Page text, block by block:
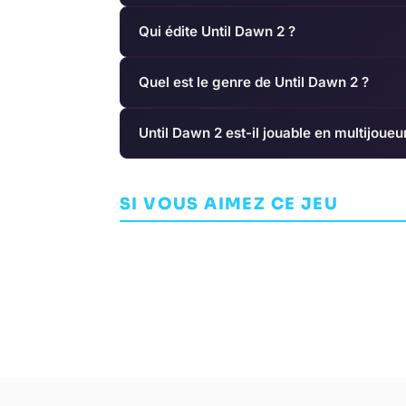
Qui édite Until Dawn 2 ?
Quel est le genre de Until Dawn 2 ?
Until Dawn 2 est-il jouable en
SI VOUS AIMEZ CE JEU
Mad Max
Blood